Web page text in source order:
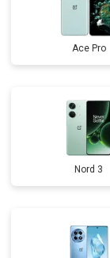
Ace Pro
Nord 3